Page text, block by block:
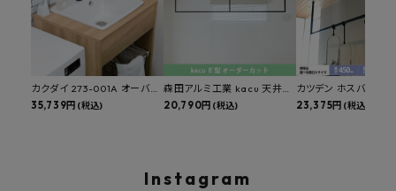
カクダイ 273-001A オーバー
カウンタースロップシンク 選
35,739円 (税込)
森田アルミ工業 kacu 天井付
け物干し E型 サイズオーダー
20,790円 (税込)
カツデン ホスバ 天井
物干し 標準サイズ ス
23,375円 (税込)
Instagram